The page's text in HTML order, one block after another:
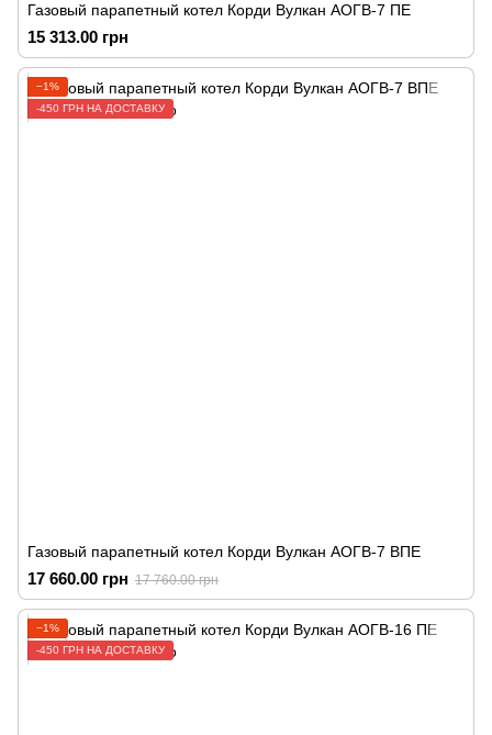
Газовый парапетный котел Корди Вулкан АОГВ-7 ПЕ
15 313.00 грн
−1%
-450 ГРН НА ДОСТАВКУ
Газовый парапетный котел Корди Вулкан АОГВ-7 ВПЕ
17 660.00 грн 17 760.00 грн
−1%
-450 ГРН НА ДОСТАВКУ